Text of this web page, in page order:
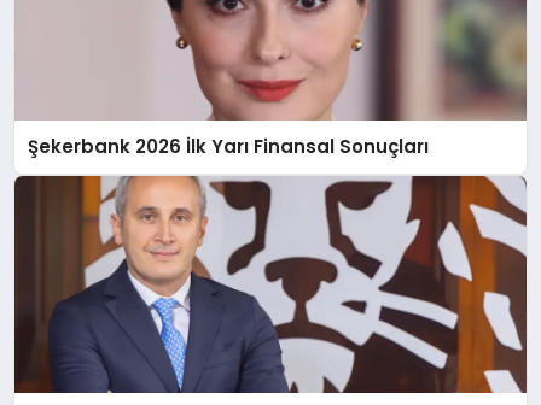
Şekerbank 2026 İlk Yarı Finansal Sonuçları